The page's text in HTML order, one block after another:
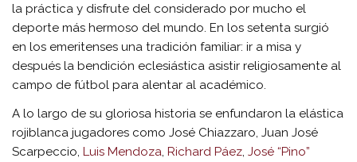
la práctica y disfrute del considerado por mucho el
deporte más hermoso del mundo. En los setenta surgió
en los emeritenses una tradición familiar: ir a misa y
después la bendición eclesiástica asistir religiosamente al
campo de fútbol para alentar al académico.
A lo largo de su gloriosa historia se enfundaron la elástica
rojiblanca jugadores como José Chiazzaro, Juan José
Scarpeccio,Luis Mendoza,Richard Páez,José “Pino”